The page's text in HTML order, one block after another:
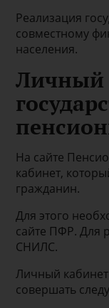
Реализация
совместному
населения.
Личный
На сайте
кабинет,
гражданин.
Для этого
сайте ПФР. Для
СНИЛС.
Личный кабинет
совершать